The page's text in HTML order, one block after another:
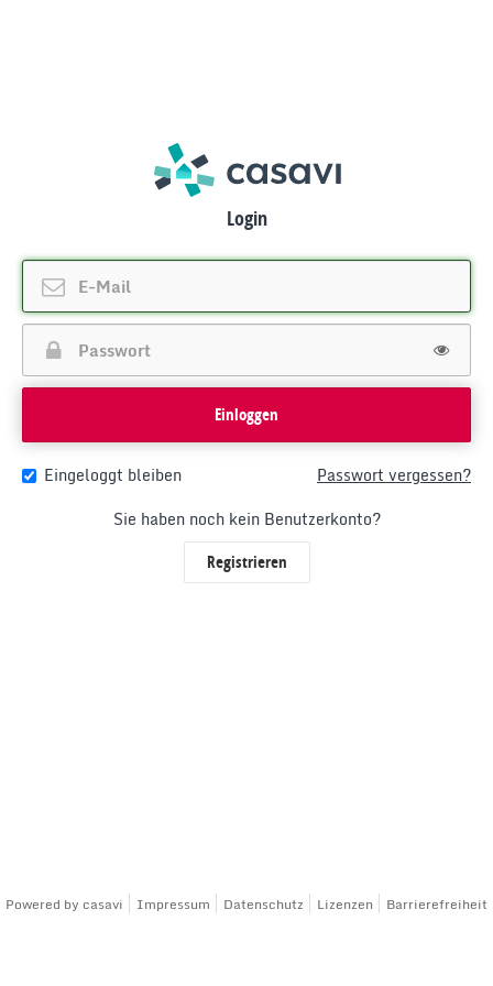
Login
Einloggen
Eingeloggt bleiben
Passwort vergessen?
Sie haben noch kein Benutzerkonto?
Registrieren
Powered by casavi Impressum Datenschutz Lizenzen Barrierefreiheit